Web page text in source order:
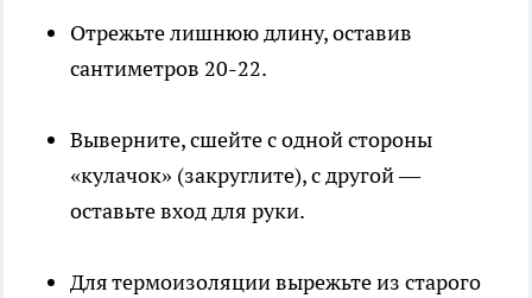
Отрежьте лишнюю длину, оставив
сантиметров 20-22.
Выверните, сшейте с одной стороны
«кулачок» (закруглите), с другой —
оставьте вход для руки.
Для термоизоляции вырежьте из старого